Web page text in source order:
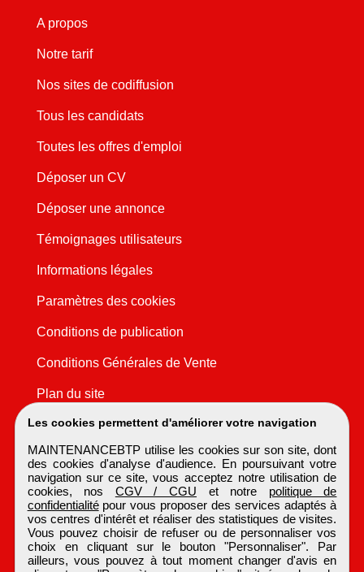
Les cookies permettent d'améliorer votre navigation
MAINTENANCEBTP utilise les cookies sur son site, dont
des cookies d'analyse d'audience. En poursuivant votre
navigation sur ce site, vous acceptez notre utilisation de
cookies, nos CGV / CGU et notre politique de
confidentialitépour vous proposer des services adaptés à
vos centres d'intérêt et réaliser des statistiques de visites.
Vous pouvez choisir de refuser ou de personnaliser vos
choix en cliquant sur le bouton "Personnaliser". Par
ailleurs, vous pouvez à tout moment changer d'avis en
A propos
Notre tarif
Nos sites de codiffusion
Tous les candidats
Toutes les offres d'emploi
Déposer un CV
Déposer une annonce
Témoignages utilisateurs
Informations légales
Paramètres des cookies
Conditions de publication
Conditions Générales de Vente
Plan du site